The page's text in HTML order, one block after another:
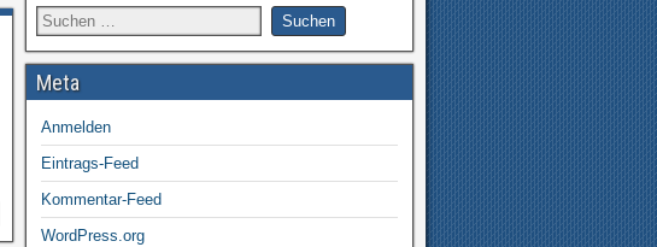
Meta
Anmelden
Eintrags-Feed
Kommentar-Feed
WordPress.org